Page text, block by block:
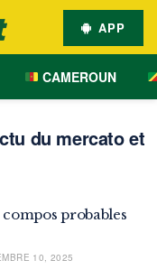
APP
CAMEROUN
du mercato et
compos probables
10, 2025